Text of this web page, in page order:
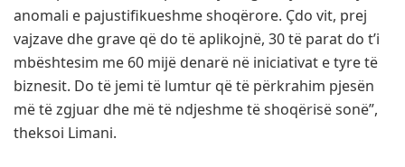
anomali e pajustifikueshme shoqërore. Çdo vit, prej
vajzave dhe grave që do të aplikojnë, 30 të parat do t’i
mbështesim me 60 mijë denarë në iniciativat e tyre të
biznesit. Do të jemi të lumtur që të përkrahim pjesën
më të zgjuar dhe më të ndjeshme të shoqërisë sonë”,
theksoi Limani.